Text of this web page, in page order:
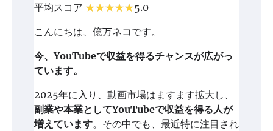
平均スコア
5.0
こんにちは、億万ネコです。
今、YouTubeで収益を得るチャンスが広がっ
ています。
2025年に入り、動画市場はますます拡大し、
副業や本業としてYouTubeで収益を得る人が
増えています。その中でも、最近特に注目され